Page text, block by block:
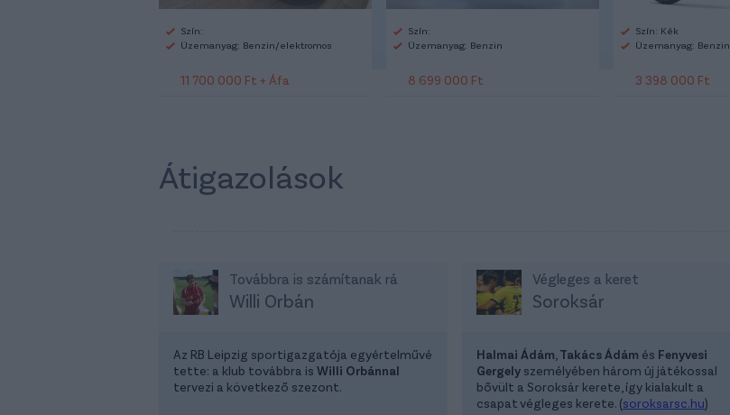
Szín:
Üzemanyag: Benzin/elektromos
11 700 000 Ft + Áfa
Szín:
Üzemanyag: Benzin
8 699 000 Ft
Szín: Kék
Üzemanyag: Benzin
3 398 000 Ft
Átigazolások
Továbbra is számítanak rá
Willi Orbán
Az RB Leipzig sportigazgatója egyértelművé
tette: a klub továbbra is Willi Orbánnal
tervezi a következő szezont.
Végleges a keret
Soroksár
Halmai Ádám, Takács Ádám és Fenyvesi
Gergely személyében három új játékossal
bővült a Soroksár kerete, így kialakult a
csapat végleges kerete. (soroksarsc.hu)